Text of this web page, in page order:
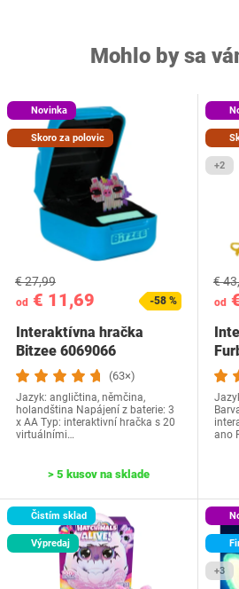
Mohlo by sa
Novinka
Skoro za polovic
od € 11,69
€ 27,99
-58 %
Interaktívna hračka
Bitzee 6069066
(63×)
Jazyk: ‎angličtina, němčina,
holandština ‎Napájení z baterie: 3
x AA Typ: interaktivní hračka s 20
virtuálními…
> 5 kusov na sklade
+2
od
€
ano
Čistím sklad
Výpredaj
+3